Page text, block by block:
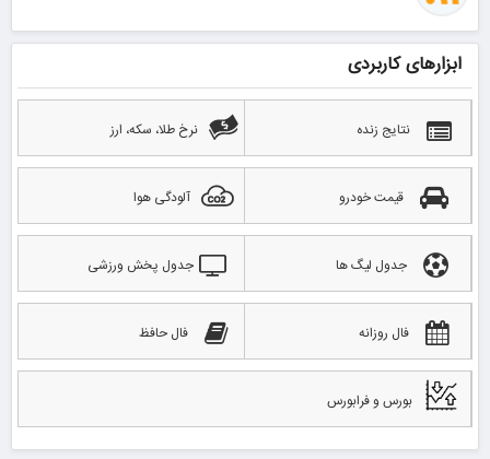
ابزارهای کاربردی
نتایج زنده نرخ طلا، سکه، ارز
قیمت خودرو آلودگی هوا
جدول لیگ ها جدول پخش ورزشی
فال روزانه فال حافظ
بورس و فرابورس